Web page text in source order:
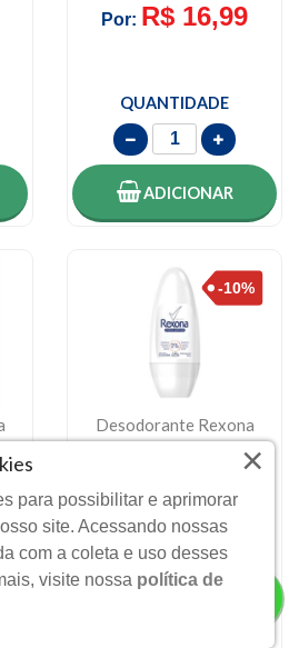
Por: R$ 16,99
QUANTIDADE
ADICIONAR
Desodorante Rexona
Roll-On Sem Perfume
BRASIL LTDA
De: R$ 10,99
Por:R$ 9,99
para possibilitar e aprimorar
site. Acessando nossas
com a coleta e uso desses
visite nossa política de
×